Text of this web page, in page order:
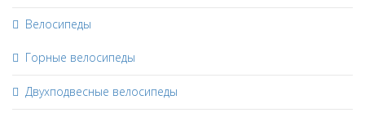
Велосипеды
Горные велосипеды
Двухподвесные велосипеды